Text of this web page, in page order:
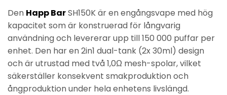
Den Happ BarSH150K är en engångsvape med hög
kapacitet som är konstruerad för långvarig
användning och levererar upp till 150 000 puffar per
enhet. Den har en 2in1 dual-tank (2x 30ml) design
och är utrustad med två 1,0Ω mesh-spolar, vilket
säkerställer konsekvent smakproduktion och
ångproduktion under hela enhetens livslängd.